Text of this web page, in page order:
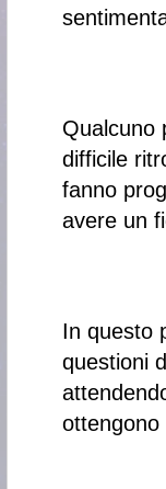
Qualcuno
difficile
fanno
avere un
In questo
questioni
ottengono